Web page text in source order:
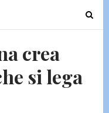
T
o
crea
si lega